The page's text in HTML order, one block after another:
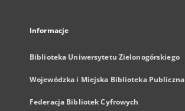
Informacje
Biblioteka Uniwersytetu Zielonogórskiego
Wojewódzka i Miejska Biblioteka Publiczna
Federacja Bibliotek Cyfrowych